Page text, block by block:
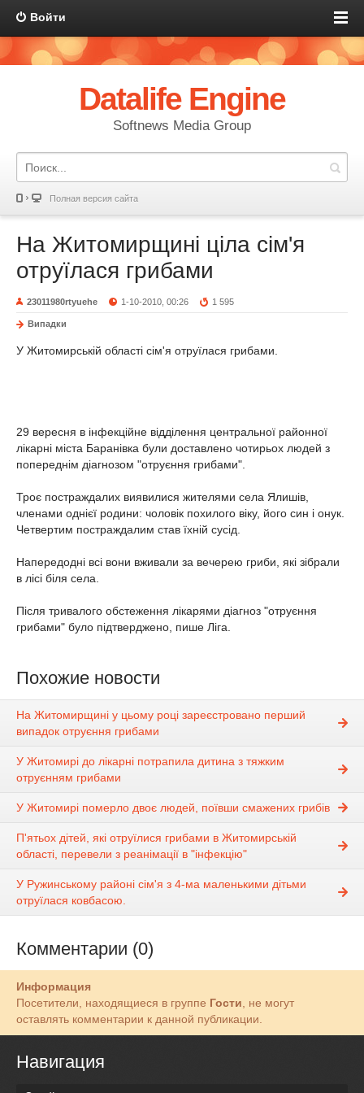
Войти
Datalife Engine
Softnews Media Group
Полная версия сайта
На Житомирщині ціла сім'я
отруїлася грибами
23011980rtyuehe 1-10-2010, 00:26 1 595
Випадки
У Житомирській області сім'я отруїлася грибами.
29 вересня в інфекційне відділення центральної районної
лікарні міста Баранівка були доставлено чотирьох людей з
попереднім діагнозом "отруєння грибами".
Троє постраждалих виявилися жителями села Ялишів,
членами однієї родини: чоловік похилого віку, його син і онук.
Четвертим постраждалим став їхній сусід.
Напередодні всі вони вживали за вечерею гриби, які зібрали
в лісі біля села.
Після тривалого обстеження лікарями діагноз "отруєння
грибами" було підтверджено, пише Ліга.
Похожие новости
На Житомирщині у цьому році зареєстровано перший
випадок отруєння грибами
У Житомирі до лікарні потрапила дитина з тяжким
отруєнням грибами
У Житомирі померло двоє людей, поївши смажених грибів
П'ятьох дітей, які отруїлися грибами в Житомирській
області, перевели з реанімації в "інфекцію"
У Ружинському районі сім'я з 4-ма маленькими дітьми
отруїлася ковбасою.
Комментарии (0)
Информация
Посетители, находящиеся в группе Гости, не могут
оставлять комментарии к данной публикации.
Навигация